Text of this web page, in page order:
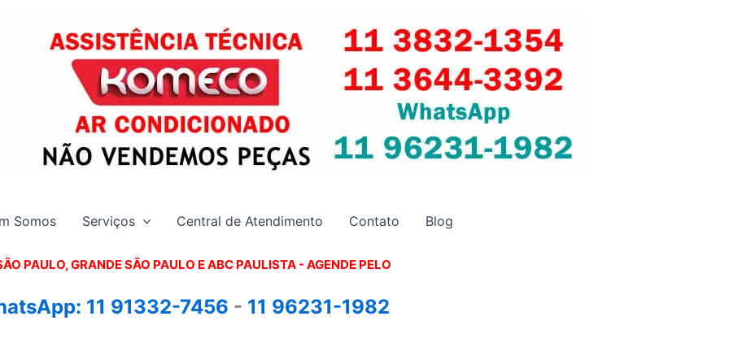
Somos Serviços Central de Atendimento Contato Blog
PAULO, GRANDE SÃO PAULO E ABC PAULISTA - AGENDE PELO
11 91332-7456 - 11 96231-1982